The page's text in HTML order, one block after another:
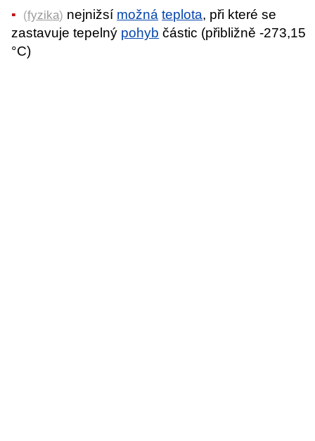
(fyzika) nejnižsí možná teplota, při které se
zastavuje tepelný pohyb částic (přibližně -273,15
°C)